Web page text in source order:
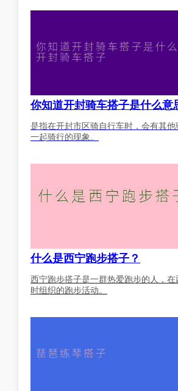
你知道开封骑车搭子是什么意
是指在开封市区骑自行车时，会有其他
一起骑行的现象。
什么是西宁跑步搭子？
西宁跑步搭子是一群热爱跑步的人，在
时组织的跑步活动。